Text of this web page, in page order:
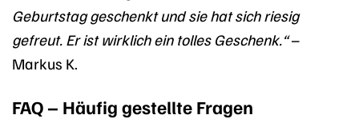
Geburtstag geschenkt und sie hat sich riesig
gefreut. Er ist wirklich ein tolles Geschenk.“–
Markus K.
FAQ – Häufig gestellte Fragen